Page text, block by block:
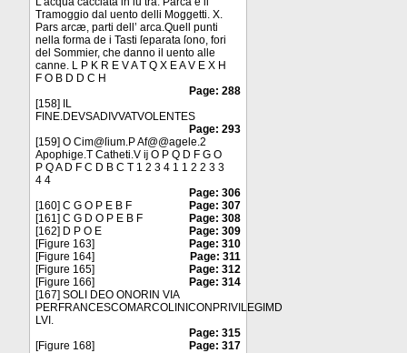
Tramoggio dal uento delli Moggetti. X.
Pars arcæ, parti dell’ arca.Quell punti
nella forma de i Tasti ſeparata ſono, fori
del Sommier, che danno il uento alle
canne. L P K R E V A T Q X E A V E X H
F O B D D C H
Page: 288
[158] IL
FINE.DEVSADIVVATVOLENTES
Page: 293
[159] O Cim@ſium.P Af@@agele.2
Apophige.T Catheti.V ĳ O P Q D F G O
P Q A D F C D B C T 1 2 3 4 1 1 2 2 3 3
4 4
Page: 306
[160] C G O P E B F
Page: 307
[161] C G D O P E B F
Page: 308
[162] D P O E
Page: 309
[Figure 163]
Page: 310
[Figure 164]
Page: 311
[Figure 165]
Page: 312
[Figure 166]
Page: 314
[167] SOLI DEO ONORIN VIA
PERFRANCESCOMARCOLINICONPRIVILEGIMD
LVI.
Page: 315
[Figure 168]
Page: 317